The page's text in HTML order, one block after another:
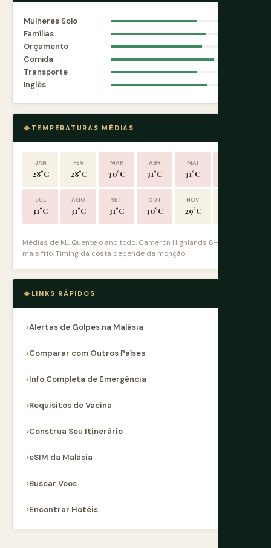
Mulheres Solo
Famílias
Orçamento
Comida
Transporte
Inglês
TEMPERATURAS MÉDIAS
JAN
28°C
FEV
28°C
MAR
30°C
ABR
31°C
MAI
31°C
JUL
31°C
AGO
31°C
SET
31°C
OUT
30°C
NOV
29°C
Médias de KL. Quente o ano todo. Cameron Highlands 8–12°C
mais frio. Timing da costa depende da monção.
LINKS RÁPIDOS
Alertas de Golpes na Malásia
Comparar com Outros Países
Info Completa de Emergência
Requisitos de Vacina
Construa Seu Itinerário
eSIM da Malásia
Buscar Voos
Encontrar Hotéis